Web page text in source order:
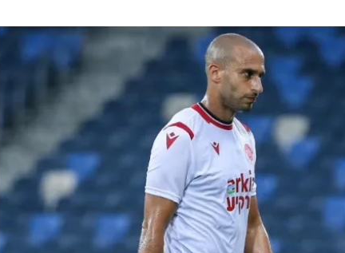
תל אביב
חיפה
באר שבע
ליגה סינית
ליגה ברזילאית
ליגות נוספות